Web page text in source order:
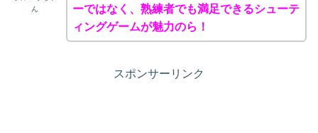
ん
ーではなく、熟練者でも満足できるシューテ
ィングゲームが魅力のら！
スポンサーリンク